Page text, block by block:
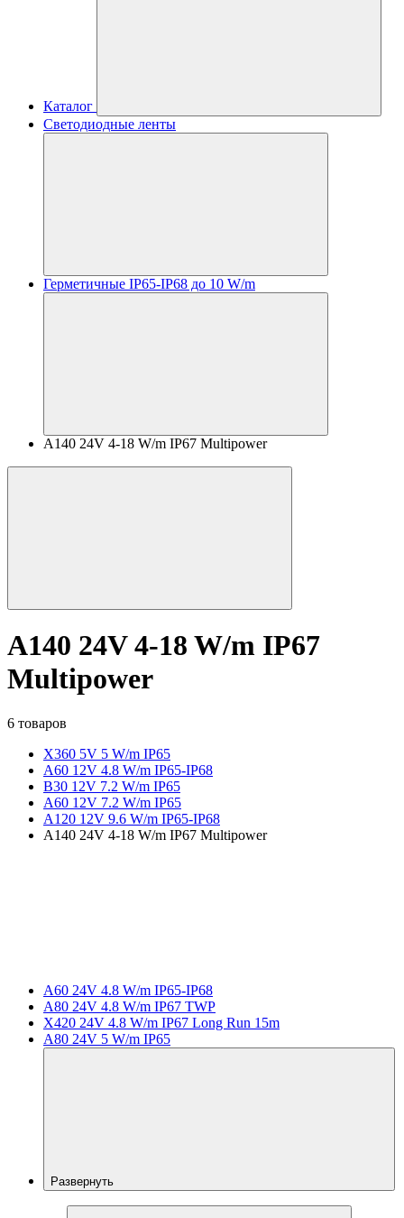
Каталог
Светодиодные ленты
Герметичные IP65-IP68 до 10 W/m
A140 24V 4-18 W/m IP67 Multipower
A140 24V 4-18 W/m IP67
Multipower
6 товаров
X360 5V 5 W/m IP65
A60 12V 4.8 W/m IP65-IP68
B30 12V 7.2 W/m IP65
A60 12V 7.2 W/m IP65
A120 12V 9.6 W/m IP65-IP68
A140 24V 4-18 W/m IP67 Multipower
A60 24V 4.8 W/m IP65-IP68
A80 24V 4.8 W/m IP67 TWP
X420 24V 4.8 W/m IP67 Long Run 15m
A80 24V 5 W/m IP65
Развернуть